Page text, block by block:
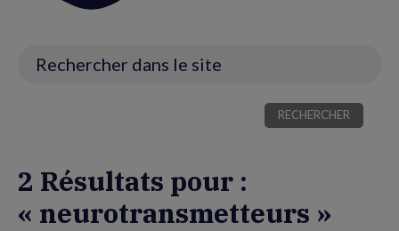
2 Résultats pour :
« neurotransmetteurs »